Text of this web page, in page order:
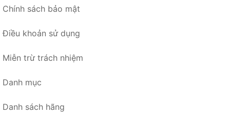
Chính sách bảo mật
Điều khoản sử dụng
Miễn trừ trách nhiệm
Danh mục
Danh sách hãng